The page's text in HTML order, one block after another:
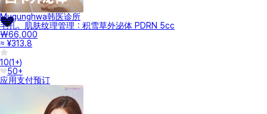
Mugunghwa韩医诊所
毛孔、肌肤纹理管理：积雪草外泌体 PDRN 5cc
₩66,000
≈ ¥313.8
10(1+)
50+
应用支付预订